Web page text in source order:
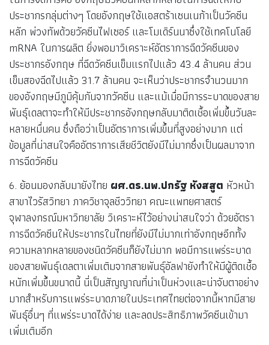
ประชากรกลุ่มต่างๆ โดยอังกฤษใช้แอสตร้าเซนเนก้าเป็นวัคซีน
หลัก พ่วงทัพด้วยวัคซีนไฟเซอร์ และโมเดิร์นนาซึ่งใช้เทคโนโลยี
mRNA ในการผลิต ยิ่งพอมาวิเคราะห์อัตราการฉีดวัคซีนของ
ประชากรอังกฤษ ที่ฉีดวัคซีนเข็มแรกไปแล้ว 43.4 ล้านคน ส่วน
เข็มสองฉีดไปแล้ว 31.7 ล้านคน จะเห็นว่าประชากรจำนวนมาก
ของอังกฤษมีภูมิคุ้มกันจากวัคซีน และแม้เมื่อมีการระบาดของสาย
พันธุ์เดลตาจะทำให้มีประชากรอังกฤษกลับมาติดเชื้อเพิ่มขึ้นวันละ
หลายหมื่นคน ซึ่งถือว่าเป็นอัตราการเพิ่มขึ้นที่สูงอย่างมาก แต่
ข้อมูลที่น่าสนใจคืออัตราการเสียชีวิตยังมีไม่มากซึ่งเป็นผลมาจาก
การฉีดวัคซีน
6. ย้อนมองกลับมายังไทย ผศ.ดร.นพ.ปกรัฐ หังสสูต หัวหน้า
สาขาไวรัสวิทยา ภาควิชาจุลชีววิทยา คณะแพทยศาสตร์
จุฬาลงกรณ์มหาวิทยาลัย วิเคราะห์ไว้อย่างน่าสนใจว่า ด้วยอัตรา
การฉีดวัคซีนให้ประชากรในไทยที่ยังมีไม่มากเท่าอังกฤษอีกทั้ง
ความหลากหลายของชนิดวัคซีนก็ยังไม่มาก พอมีการแพร่ระบาด
ของสายพันธุ์เดลตาเพิ่มเติมจากสายพันธุ์อัลฟายังทำให้มีผู้ติดเชื้อ
หนักเพิ่มขึ้นขนาดนี้ นี่เป็นสัญญาณที่น่าเป็นห่วงและน่าจับตาอย่าง
มากสำหรับการแพร่ระบาดภายในประเทศไทยต่อจากนี้หากมีสาย
พันธุ์อื่นๆ ที่แพร่ระบาดได้ง่าย และลดประสิทธิภาพวัคซีนเข้ามา
เพิ่มเติมอีก